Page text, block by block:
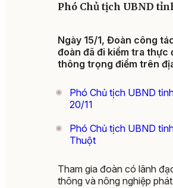
Phó Chủ tịch UBND
Ngày 15/1, Đoàn công
đoàn đã đi kiểm tra thực
thông trọng điểm trên
Phó Chủ tịch UBND
20/11
Phó Chủ tịch UBND
Thuột
Tham gia đoàn có lãnh
thông và nông nghiệp